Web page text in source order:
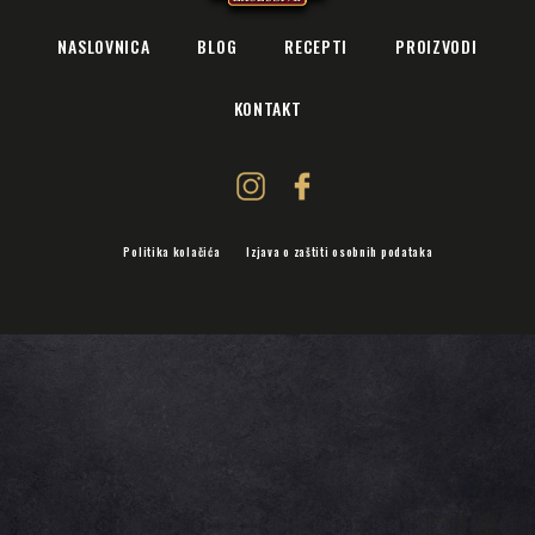
NASLOVNICA BLOG RECEPTI PROIZVODI
KONTAKT
Politika kolačića Izjava o zaštiti osobnih podataka